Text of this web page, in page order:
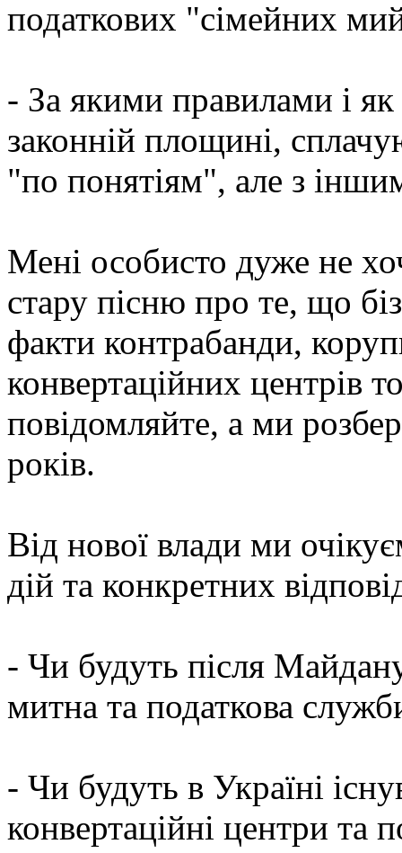
податкових "сімейних
- За якими правилами і як
законній площині,
"по понятіям", але з
Мені особисто дуже не
стару пісню про те, що
факти контрабанди,
конвертаційних
повідомляйте, а ми
років.
Від нової влади ми
дій та конкретних
- Чи будуть після
митна та податкова
- Чи будуть в Україні
конвертаційні центри та